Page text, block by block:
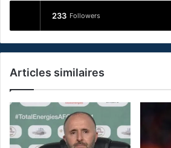
233 Followers
Articles similaires